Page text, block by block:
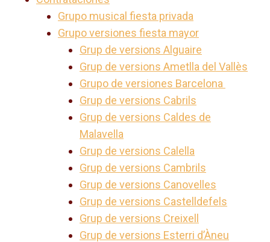
Grupo musical fiesta privada
Grupo versiones fiesta mayor
Grup de versions Alguaire
Grup de versions Ametlla del Vallès
Grupo de versiones Barcelona
Grup de versions Cabrils
Grup de versions Caldes de
Malavella
Grup de versions Calella
Grup de versions Cambrils
Grup de versions Canovelles
Grup de versions Castelldefels
Grup de versions Creixell
Grup de versions Esterri d’Àneu